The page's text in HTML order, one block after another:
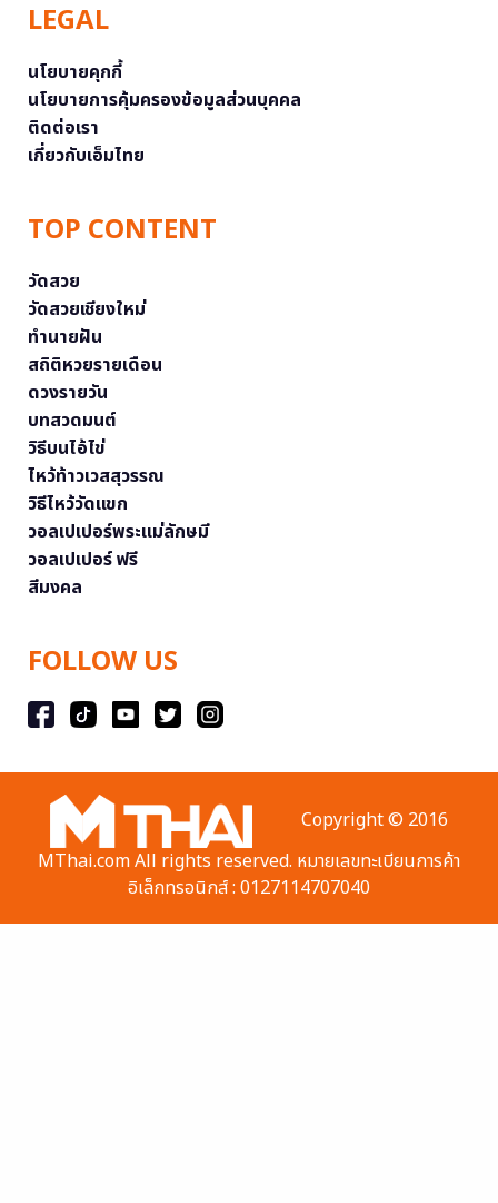
LEGAL
นโยบายคุกกี้
นโยบายการคุ้มครองข้อมูลส่วนบุคคล
ติดต่อเรา
เกี่ยวกับเอ็มไทย
TOP CONTENT
วัดสวย
วัดสวยเชียงใหม่
ทำนายฝัน
สถิติหวยรายเดือน
ดวงรายวัน
บทสวดมนต์
วิธีบนไอ้ไข่
ไหว้ท้าวเวสสุวรรณ
วิธีไหว้วัดแขก
วอลเปเปอร์พระแม่ลักษมี
วอลเปเปอร์ ฟรี
สีมงคล
FOLLOW US
Copyright © 2016
MThai.com All rights reserved. หมายเลขทะเบียนการค้า
อิเล็กทรอนิกส์ : 0127114707040